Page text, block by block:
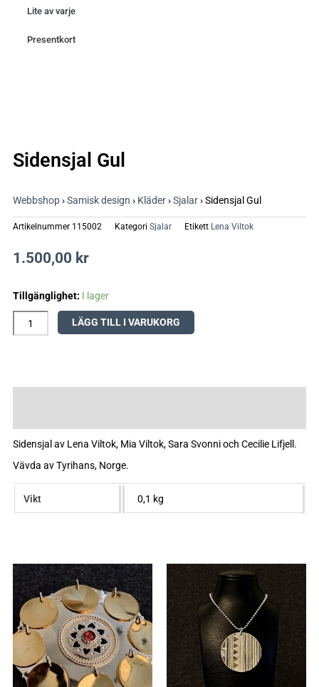
Lite av varje
Presentkort
Sidensjal Gul
Webbshop›Samisk design › Kläder›Sjalar›Sidensjal Gul
Artikelnummer 115002 Kategori Sjalar Etikett Lena Viltok
1.500,00 kr
Tillgänglighet: I lager
Gul
LÄGG TILL I VARUKORG
Sidensjal av Lena Viltok, Mia Viltok, Sara Svonni och Cecilie Lifjell.
Vävda av Tyrihans, Norge.
Vikt 0,1 kg